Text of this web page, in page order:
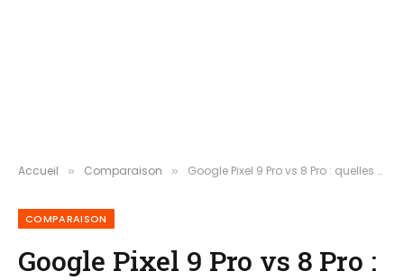
Accueil » Comparaison » Google Pixel 9 Pro vs 8 Pro : quelles sont les nouveautés ?
COMPARAISON
Google Pixel 9 Pro vs 8 Pro :